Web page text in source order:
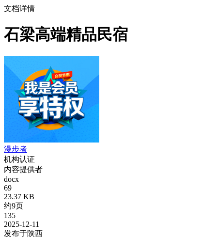
文档详情
石梁高端精品民宿
漫步者
机构认证
内容提供者
docx
69
23.37 KB
约9页
135
2025-12-11
发布于陕西